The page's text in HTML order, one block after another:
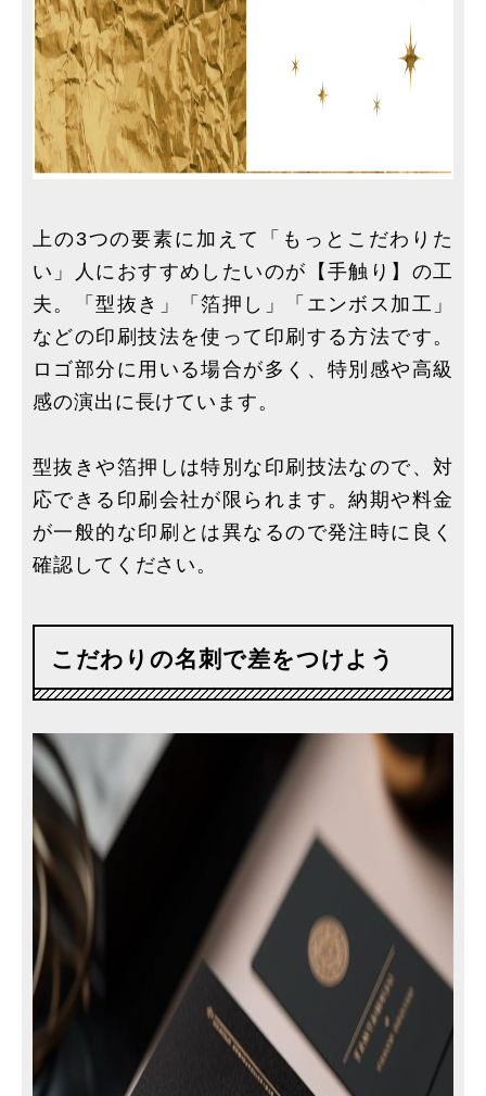
上の3つの要素に加えて「もっとこだわりた
い」人におすすめしたいのが【手触り】の工
夫。「型抜き」「箔押し」「エンボス加工」
などの印刷技法を使って印刷する方法です。
ロゴ部分に用いる場合が多く、特別感や高級
感の演出に長けています。
型抜きや箔押しは特別な印刷技法なので、対
応できる印刷会社が限られます。納期や料金
が一般的な印刷とは異なるので発注時に良く
確認してください。
こだわりの名刺で差をつけよう